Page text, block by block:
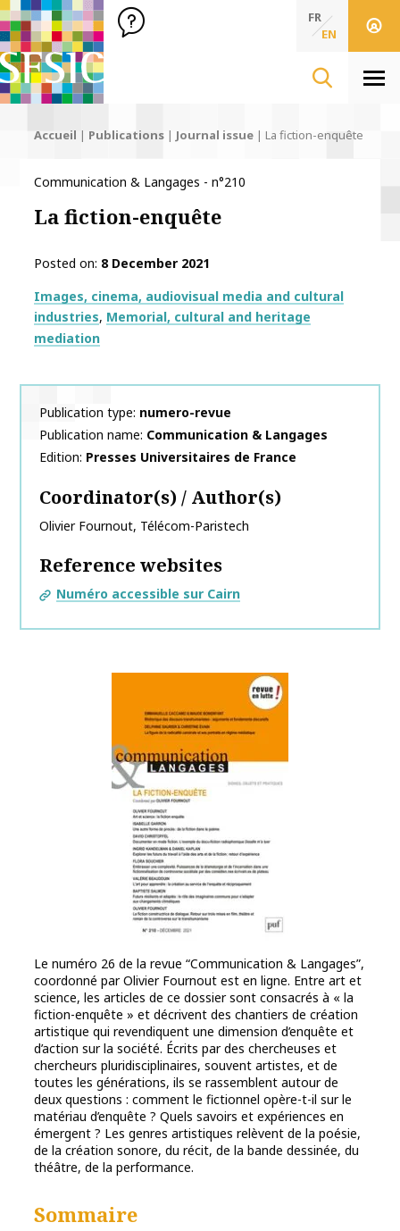
SFSIC Société Française des Sciences de l'Information & de
Société Française des Sciences de
FR
EN
Accueil | Publications | Journal issue | La fiction-enquête
Communication & Langages - n°210
La fiction-enquête
Posted on 8 December 2021
Thématiques
Images, cinema, audiovisual media and cultural
industries Memorial, cultural and heritage
mediation
Publication type numero-revue
Publication name Communication & Langages
Edition Presses Universitaires de France
Coordinator(s) / Author(s)
Olivier Fournout, Télécom-Paristech
Reference websites
Numéro accessible sur Cairn
Le numéro 26 de la revue “Communication & Langages”,
coordonné par Olivier Fournout est en ligne. Entre art et
science, les articles de ce dossier sont consacrés à « la
fiction-enquête » et décrivent des chantiers de création
artistique qui revendiquent une dimension d’enquête et
d’action sur la société. Écrits par des chercheuses et
chercheurs pluridisciplinaires, souvent artistes, et de
toutes les générations, ils se rassemblent autour de
deux questions : comment le fictionnel opère-t-il sur le
matériau d’enquête ? Quels savoirs et expériences en
émergent ? Les genres artistiques relèvent de la poésie,
de la création sonore, du récit, de la bande dessinée, du
théâtre, de la performance.
Sommaire